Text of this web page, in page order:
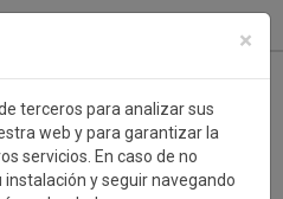
×
terceros para analizar sus
web y para garantizar la
servicios. En caso de no
y seguir navegando